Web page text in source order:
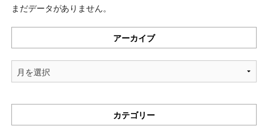
まだデータがありません。
アーカイブ
ア
ー
ブ
カテゴリー